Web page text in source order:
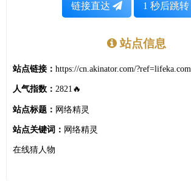
链接直达 1 秒后跳转
站点信息
站点链接： https://cn.akinator.com/?ref=lifeka.com
人气指数： 2821🔥
站点标题： 网络精灵
站点关键词： 网络精灵
在线猜人物